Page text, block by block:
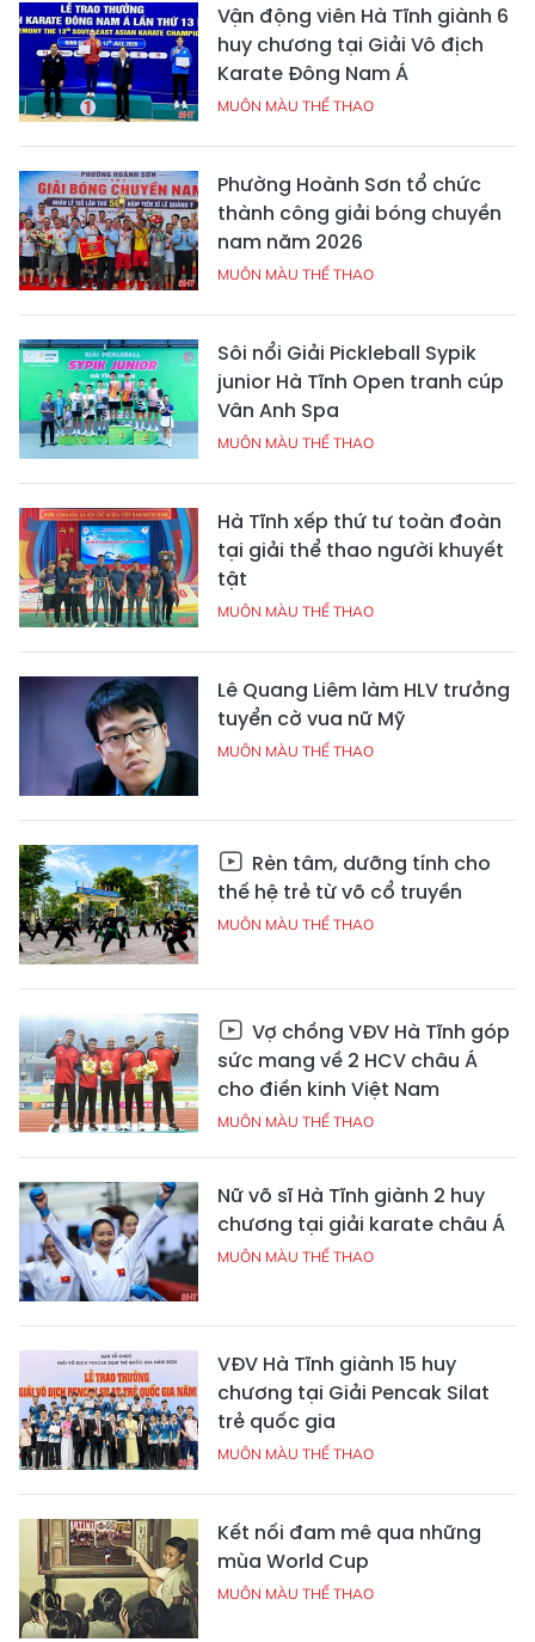
Vận động viên Hà Tĩnh giành 6
huy chương tại Giải Vô địch
Karate Đông Nam Á
MUÔN MÀU THỂ THAO
Phường Hoành Sơn tổ chức
thành công giải bóng chuyền
nam năm 2026
MUÔN MÀU THỂ THAO
Sôi nổi Giải Pickleball Sypik
junior Hà Tĩnh Open tranh cúp
Vân Anh Spa
MUÔN MÀU THỂ THAO
Hà Tĩnh xếp thứ tư toàn đoàn
tại giải thể thao người khuyết
tật
MUÔN MÀU THỂ THAO
Lê Quang Liêm làm HLV trưởng
tuyển cờ vua nữ Mỹ
MUÔN MÀU THỂ THAO
Rèn tâm, dưỡng tính cho
thế hệ trẻ từ võ cổ truyền
MUÔN MÀU THỂ THAO
Vợ chồng VĐV Hà Tĩnh góp
sức mang về 2 HCV châu Á
cho điền kinh Việt Nam
MUÔN MÀU THỂ THAO
Nữ võ sĩ Hà Tĩnh giành 2 huy
chương tại giải karate châu Á
MUÔN MÀU THỂ THAO
VĐV Hà Tĩnh giành 15 huy
chương tại Giải Pencak Silat
trẻ quốc gia
MUÔN MÀU THỂ THAO
Kết nối đam mê qua những
mùa World Cup
MUÔN MÀU THỂ THAO